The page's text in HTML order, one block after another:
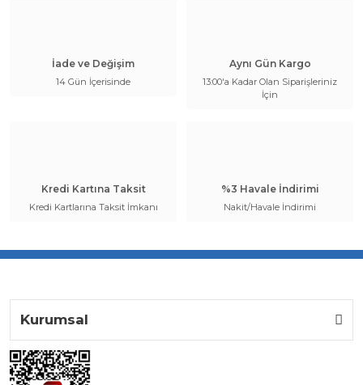
İade ve Değişim
14 Gün İçerisinde
Aynı Gün Kargo
13:00'a Kadar Olan Siparişleriniz
İçin
Kredi Kartına Taksit
Kredi Kartlarına Taksit İmkanı
%3 Havale İndirimi
Nakit/Havale İndirimi
Kurumsal